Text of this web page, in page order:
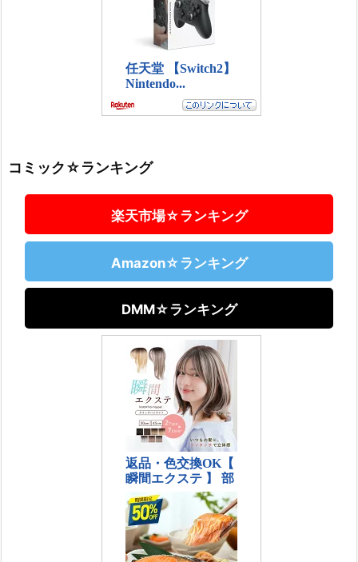
コミック☆ランキング
楽天市場☆ランキング
Amazon☆ランキング
DMM☆ランキング